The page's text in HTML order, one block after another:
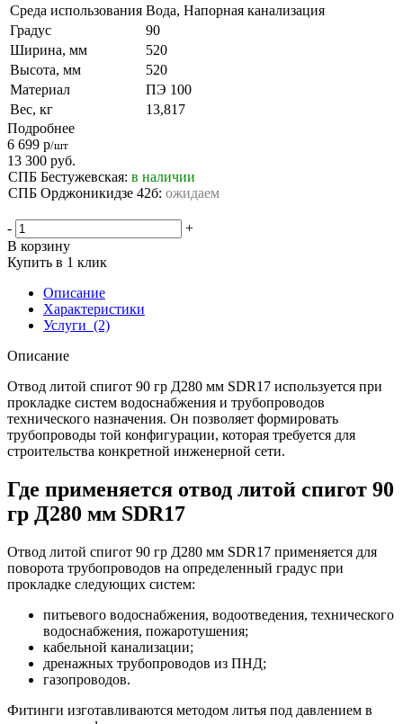
Среда использования Вода, Напорная канализация
Градус
90
Ширина, мм
520
Высота, мм
520
Материал
ПЭ 100
Вес, кг
13,817
Подробнее
6 699 р/шт
13 300 руб.
СПБ Бестужевская: в наличии
СПБ Орджоникидзе 42б: ожидаем
-
+
В корзину
Купить в 1 клик
Описание
Характеристики
Услуги (2)
Описание
Отвод литой спигот 90 гр Д280 мм SDR17 используется при
прокладке систем водоснабжения и трубопроводов
технического назначения. Он позволяет формировать
трубопроводы той конфигурации, которая требуется для
строительства конкретной инженерной сети.
Где применяется отвод литой спигот 90
гр Д280 мм SDR17
Отвод литой спигот 90 гр Д280 мм SDR17 применяется для
поворота трубопроводов на определенный градус при
прокладке следующих систем:
питьевого водоснабжения, водоотведения, технического
водоснабжения, пожаротушения;
кабельной канализации;
дренажных трубопроводов из ПНД;
газопроводов.
Фитинги изготавливаются методом литья под давлением в